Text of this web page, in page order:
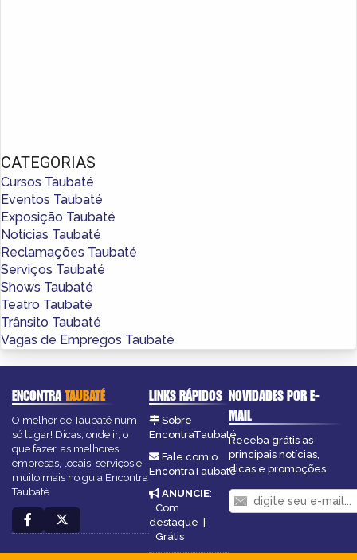
CATEGORIAS
Cursos Taubaté
Eventos Taubaté
Exposição Taubaté
Notícias Taubaté
Reclamações Taubaté
Serviços Taubaté
Shows Taubaté
Teatro Taubaté
Trânsito Taubaté
Vagas de Empregos Taubaté
ENCONTRATAUBATÉ
O melhor de Taubaté num
só lugar! Dicas, onde ir, o
que fazer, as melhores
empresas, locais, serviços e
muito mais no guia Encontra
Taubaté.
LINKS RÁPIDOS
Sobre
EncontraTaubaté
Fale com o
EncontraTaubaté
ANUNCIE:
Com
destaque
Grátis
NOVIDADES POR E-
MAIL
Receba grátis as
principais notícias,
dicas e promoções